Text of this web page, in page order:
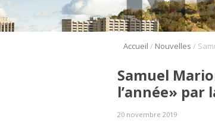
Accueil / Nouvelles /
Samuel
l’année» par
20 novembre 2019